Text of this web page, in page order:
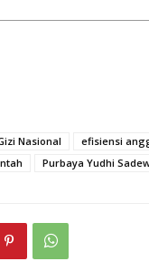
Nasional efisiensi
Purbaya Yudhi